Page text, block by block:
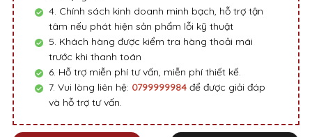
4. Chính sách kinh doanh minh bạch, hỗ trợ tận
tâm nếu phát hiện sản phẩm lỗi kỹ thuật
5. Khách hàng được kiểm tra hàng thoải mái
trước khi thanh toán
6. Hỗ trợ miễn phí tư vấn, miễn phí thiết kế.
7. Vui lòng liên hệ: 0799999984 để được giải đáp
và hỗ trợ tư vấn.